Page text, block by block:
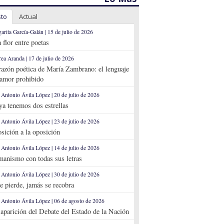
Actual
García-Galán | 15 de julio de 2026
flor entre poetas
Aranda | 17 de julio de 2026
poética de María Zambrano: el lenguaje
prohibido
Antonio Ávila López | 20 de julio de 2026
tenemos dos estrellas
Antonio Ávila López | 23 de julio de 2026
a la oposición
Antonio Ávila López | 14 de julio de 2026
con todas sus letras
Antonio Ávila López | 30 de julio de 2026
pierde, jamás se recobra
Antonio Ávila López | 06 de agosto de 2026
del Debate del Estado de la Nación